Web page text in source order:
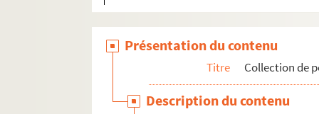
Présentation du contenu
Titre Collection de
Description du contenu